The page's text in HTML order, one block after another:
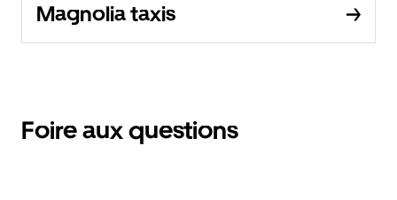
Magnolia taxis
Foire aux questions